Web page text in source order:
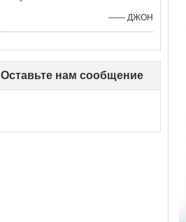
—— ДЖОН
Оставьте нам сообщение